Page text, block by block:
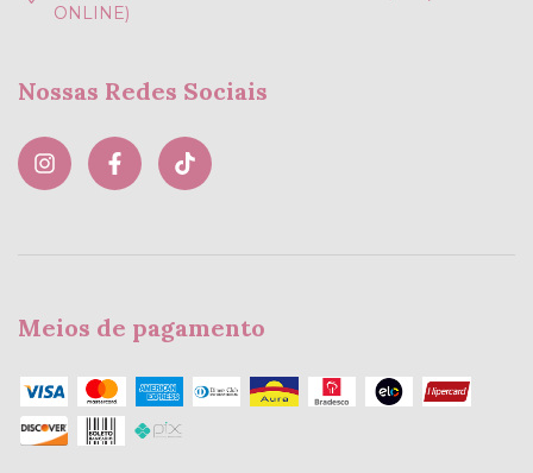
ONLINE)
Nossas Redes Sociais
Meios de pagamento